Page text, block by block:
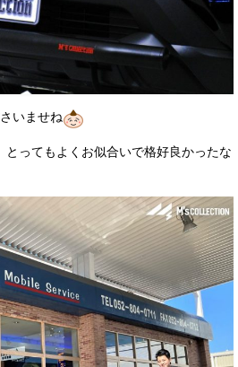
いませね
とってもよくお似合いで格好良かったな